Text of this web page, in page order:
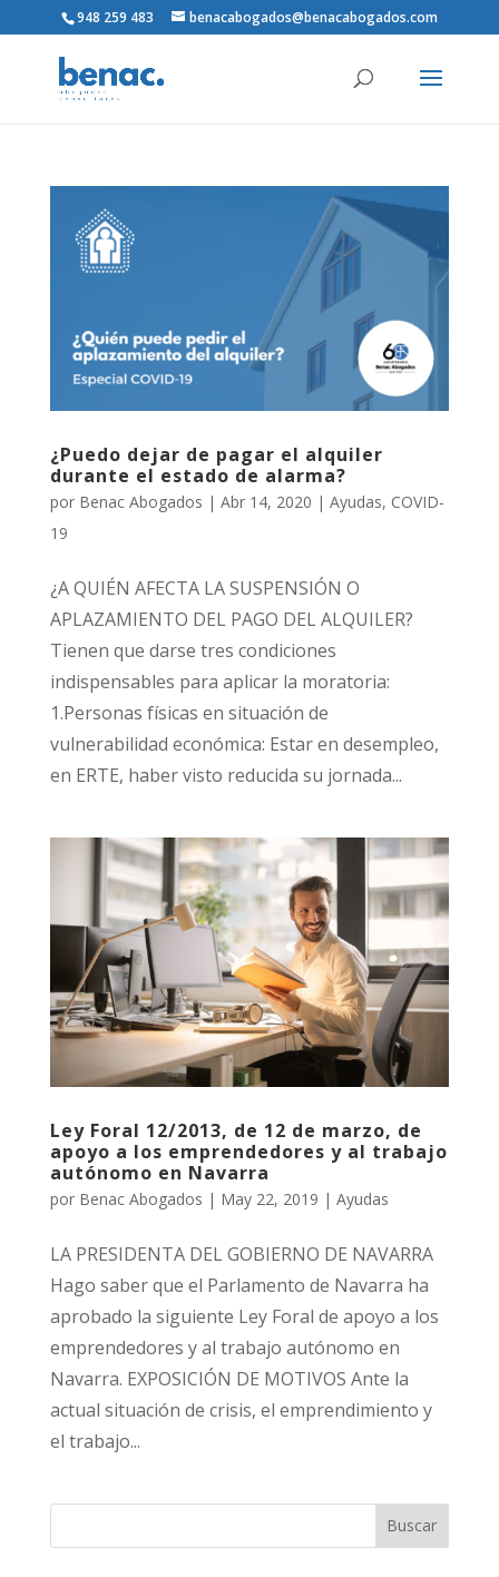
948 259 483 benacabogados@benacabogados.com
¿Puedo dejar de pagar el alquiler
durante el estado de alarma?
por Benac Abogados | Abr 14, 2020 | Ayudas, COVID-
19
¿A QUIÉN AFECTA LA SUSPENSIÓN O
APLAZAMIENTO DEL PAGO DEL ALQUILER?
Tienen que darse tres condiciones
indispensables para aplicar la moratoria:
1.Personas físicas en situación de
vulnerabilidad económica: Estar en desempleo,
en ERTE, haber visto reducida su jornada...
Ley Foral 12/2013, de 12 de marzo, de
apoyo a los emprendedores y al trabajo
autónomo en Navarra
por Benac Abogados | May 22, 2019 | Ayudas
LA PRESIDENTA DEL GOBIERNO DE NAVARRA
Hago saber que el Parlamento de Navarra ha
aprobado la siguiente Ley Foral de apoyo a los
emprendedores y al trabajo autónomo en
Navarra. EXPOSICIÓN DE MOTIVOS Ante la
actual situación de crisis, el emprendimiento y
el trabajo...